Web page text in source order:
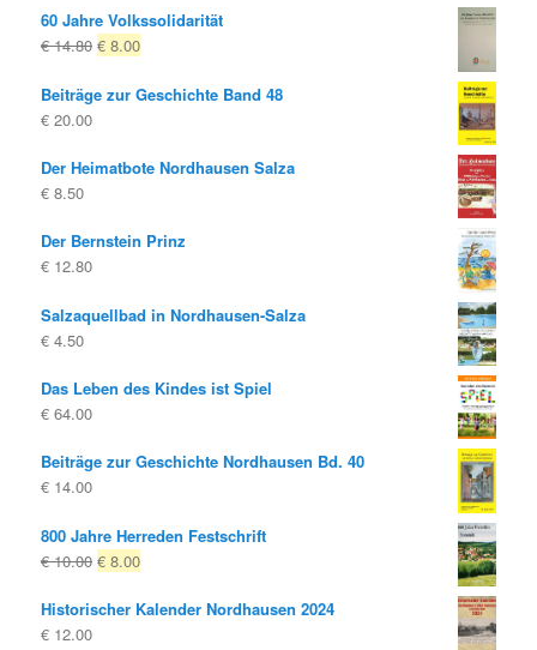
60 Jahre Volkssolidarität
€14.80 Ursprünglicher
war:
€ 8.00Aktueller
ist:
Beiträge zur Geschichte Band 48
€ 20.00
Der Heimatbote Nordhausen Salza
€ 8.50
Der Bernstein Prinz
€ 12.80
Salzaquellbad in Nordhausen-Salza
€ 4.50
Das Leben des Kindes ist Spiel
€ 64.00
Beiträge zur Geschichte Nordhausen Bd. 40
€ 14.00
800 Jahre Herreden Festschrift
€10.00 Ursprünglicher
war:
€ 8.00Aktueller
ist:
Historischer Kalender Nordhausen 2024
€ 12.00